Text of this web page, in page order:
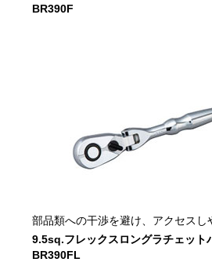
BR390F
部品類への干渉を避け、アクセスし
9.5sq.フレックスロングラチェット
BR390FL